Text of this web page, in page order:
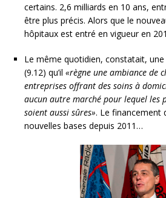
certains. 2,6 milliards en 10 ans,
être plus précis. Alors que le
hôpitaux est entré en vigueur en
Le même quotidien, constatait,
(9.12) qu’il «règne une ambiance de
entreprises offrant des soins à
aucun autre marché pour lequel les
soient aussi sûres». Le financement
nouvelles bases depuis 2011…